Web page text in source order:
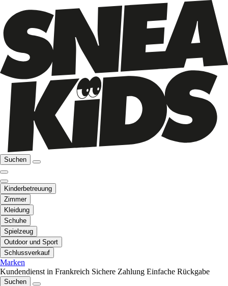
Suchen
Kinderbetreuung
Zimmer
Kleidung
Schuhe
Spielzeug
Outdoor und Sport
Schlussverkauf
Marken
Kundendienst in Frankreich Sichere Zahlung Einfache Rückgabe
Suchen